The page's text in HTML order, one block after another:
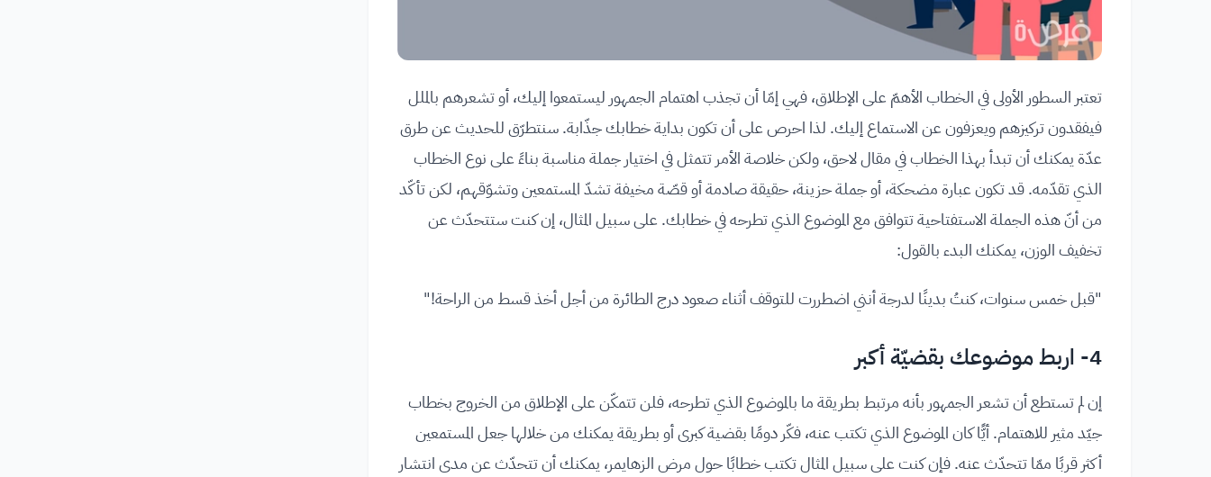
تعتبر السطور الأولى في الخطاب الأهمّ على الإطلاق، فهي إمّا أن تجذب اهتمام الجمهور ليستمعوا إليك، أو تشعرهم بالملل
فيفقدون تركيزهم ويعزفون عن الاستماع إليك. لذا احرص على أن تكون بداية خطابك جذّابة. سنتطرّق للحديث عن طرق
عدّة يمكنك أن تبدأ بهذا الخطاب في مقال لاحق، ولكن خلاصة الأمر تتمثل في اختيار جملة مناسبة بناءً على نوع الخطاب
الذي تقدّمه. قد تكون عبارة مضحكة، أو جملة حزينة، حقيقة صادمة أو قصّة مخيفة تشدّ المستمعين وتشوّقهم، لكن تأكّد
من أنّ هذه الجملة الاستفتاحية تتوافق مع الموضوع الذي تطرحه في خطابك. على سبيل المثال، إن كنت ستتحدّث عن
تخفيف الوزن، يمكنك البدء بالقول:
"قبل خمس سنوات، كنتُ بدينًا لدرجة أنني اضطررت للتوقف أثناء صعود درج الطائرة من أجل أخذ قسط من الراحة!"
4- اربط موضوعك بقضيّة أكبر
إن لم تستطع أن تشعر الجمهور بأنه مرتبط بطريقة ما بالموضوع الذي تطرحه، فلن تتمكّن على الإطلاق من الخروج بخطاب
جيّد مثير للاهتمام. أيًّا كان الموضوع الذي تكتب عنه، فكّر دومًا بقضية كبرى أو بطريقة يمكنك من خلالها جعل المستمعين
أكثر قربًا ممّا تتحدّث عنه. فإن كنت على سبيل المثال تكتب خطابًا حول مرض الزهايمر، يمكنك أن تتحدّث عن مدى انتشار